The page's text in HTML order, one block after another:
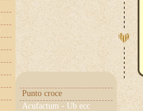
Punto croce
Acufactum - Ub ecc